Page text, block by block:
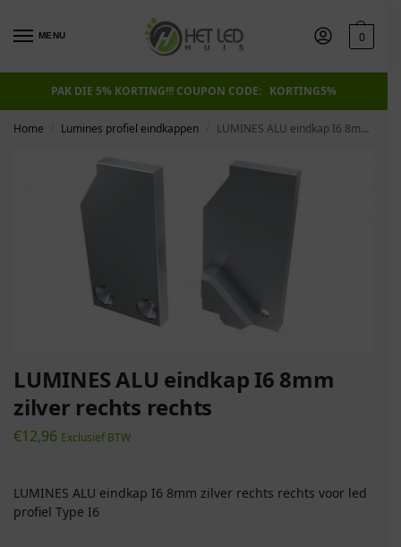
MENU 0
PAK DIE 5% KORTING!!! COUPON CODE: KORTING5%
Home Lumines profiel eindkappen LUMINES ALU eindkap I6 8mm zilver rechts rechts
LUMINES ALU eindkap I6 8mm
zilver rechts rechts
€12,96 Exclusief BTW
LUMINES ALU eindkap I6 8mm zilver rechts rechts voor led
profiel Type I6